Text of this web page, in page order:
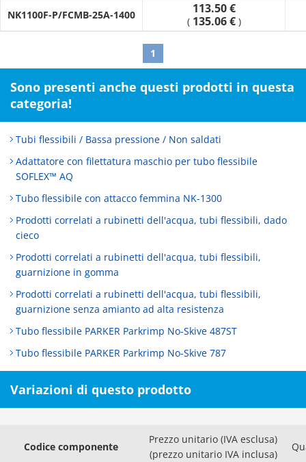
NK1100F-P/FCMB-25A-1400 113.50 €
( 135.06 € )
1
Sono presenti anche questi prodotti in questa
categoria!
Tubi flessibili / Bassa pressione / Non saldati
Adattatore con filettatura maschio per tubo flessibile
SOFLEX™ AQ
Tubo flessibile con attacco femmina NK-1300
Prodotti correlati a rubinetti dell'acqua, tubi flessibili, dado
cieco
Prodotti correlati a rubinetti dell'acqua, tubi flessibili,
guarnizione in gomma
Prodotti correlati a rubinetti dell'acqua, tubi flessibili,
guarnizione senza amianto ad alta resistenza
Tubo flessibile PARKER Parkrimp No-Skive 487ST
Tubo flessibile PARKER Parkrimp No-Skive 787
Variazioni di questo prodotto
Codice componente
Prezzo unitario (IVA esclusa)
(prezzo unitario IVA inclusa)